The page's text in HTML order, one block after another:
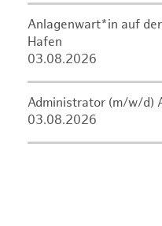
Anlagenwart*in auf
Hafen
03.08.2026
Administrator (m/w/d)
03.08.2026